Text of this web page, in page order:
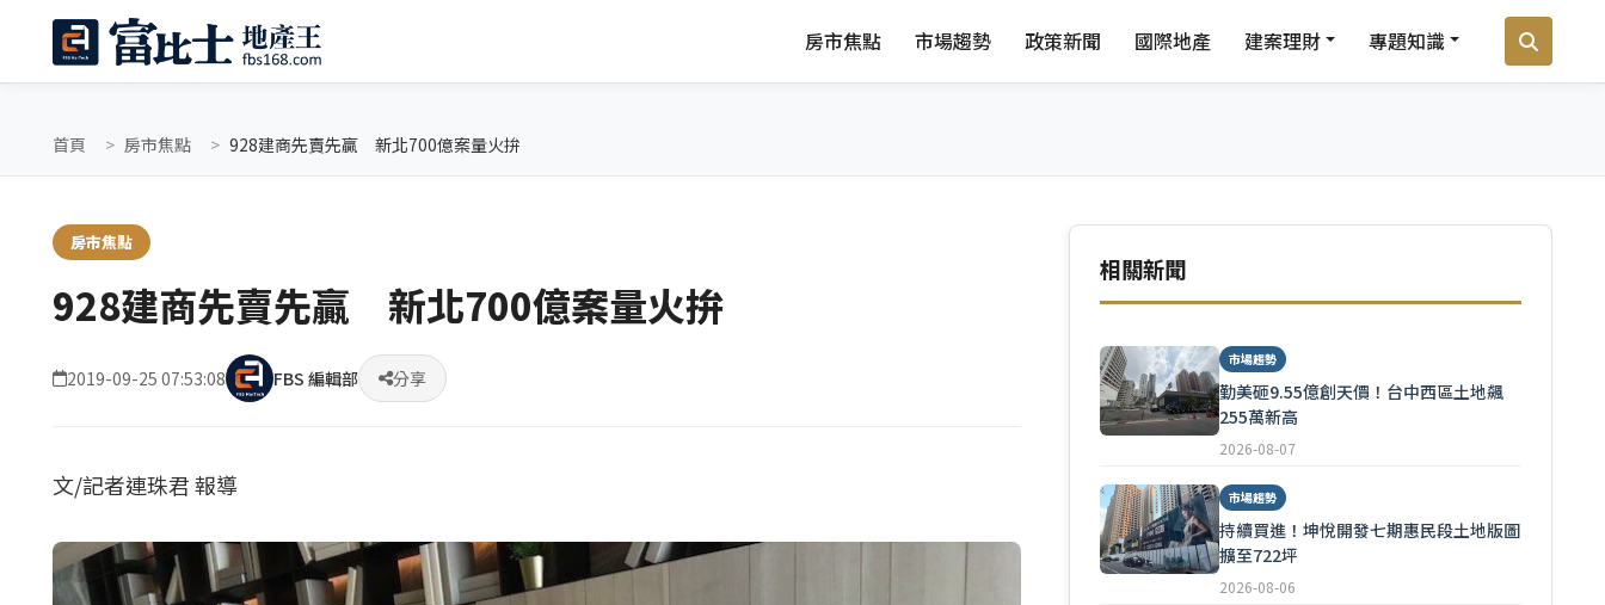
房市焦點 市場趨勢 政策新聞 國際地產 建案理財 專題知識
首頁 房市焦點 928建商先賣先贏 新北700億案量火拚
房市焦點
928建商先賣先贏 新北700億案量火拚
2019-09-25 07:53:08 FBS 編輯部 分享
文/記者連珠君 報導
相關新聞
市場趨勢
勤美砸9.55億創天價！台中西區土地飆
255萬新高
2026-08-07
市場趨勢
持續買進！坤悅開發七期惠民段土地版圖
擴至722坪
2026-08-06